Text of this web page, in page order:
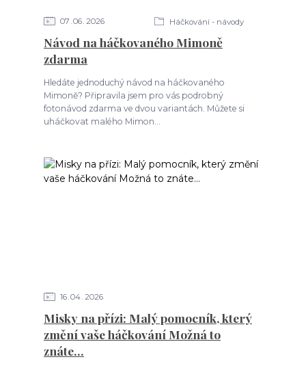
07 06 2026 Háčkování - návody
Návod na háčkovaného Mimoně
zdarma
Hledáte jednoduchý návod na háčkovaného
Mimoně? Připravila jsem pro vás podrobný
fotonávod zdarma ve dvou variantách. Můžete si
uháčkovat malého Mimon...
16 04 2026
Misky na přízi: Malý pomocník, který
změní vaše háčkování Možná to
znáte…